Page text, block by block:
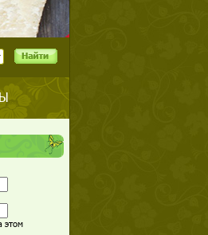
этом